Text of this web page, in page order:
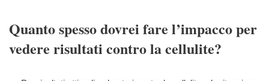
Quanto spesso dovrei fare l’impacco per
vedere risultati contro la cellulite?